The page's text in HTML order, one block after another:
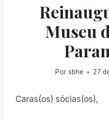
Museu
Por sbhe 27
Caras(os) sócias(os),